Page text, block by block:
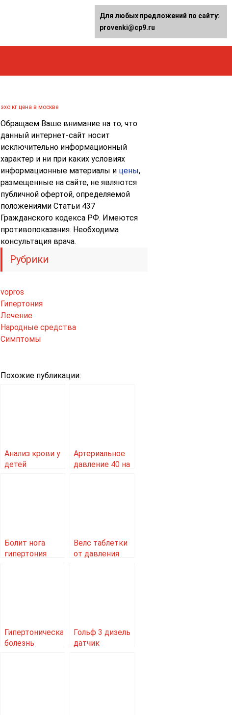
эхо кг цена в москве
Обращаем Ваше внимание на то, что
данный интернет-сайт носит
исключительно информационный
характер и ни при каких условиях
информационные материалы и цены,
размещенные на сайте, не являются
публичной офертой, определяемой
положениями Статьи 437
Гражданского кодекса РФ. Имеются
противопоказания. Необходима
консультация врача.
Рубрики
vopros
Гипертония
Лечение
Народные средства
Симптомы
Похожие публикации:
Анализ крови у
детей
Артериальное
давление 40 на
Болит нога
гипертония
Велс таблетки
от давления
Гипертоническая
болезнь
Гольф 3 дизель
датчик
Для любых предложений по сайту:
provenki@cp9.ru